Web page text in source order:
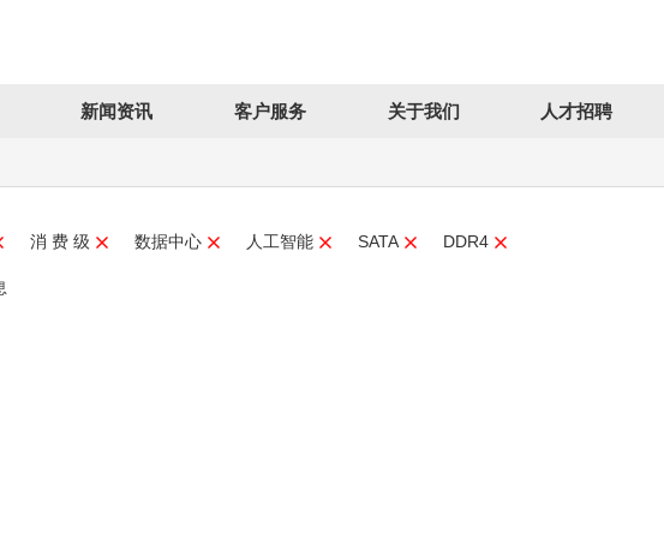
新闻资讯 客户服务 关于我们 人才招聘
消 费 级 数据中心 人工智能 SATA DDR4